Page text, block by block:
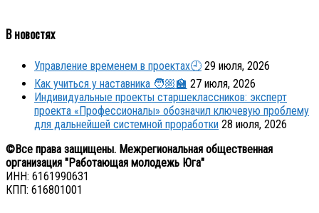
В новостях
Управление временем в проектах🕘 29 июля, 2026
Как учиться у наставника 🧑🏼‍🏫 27 июля, 2026
Индивидуальные проекты старшеклассников: эксперт
проекта «Профессионалы» обозначил ключевую проблему
для дальнейшей системной проработки 28 июля, 2026
©Все права защищены. Межрегиональная общественная
организация "Работающая молодежь Юга"
ИНН: 6161990631
КПП: 616801001